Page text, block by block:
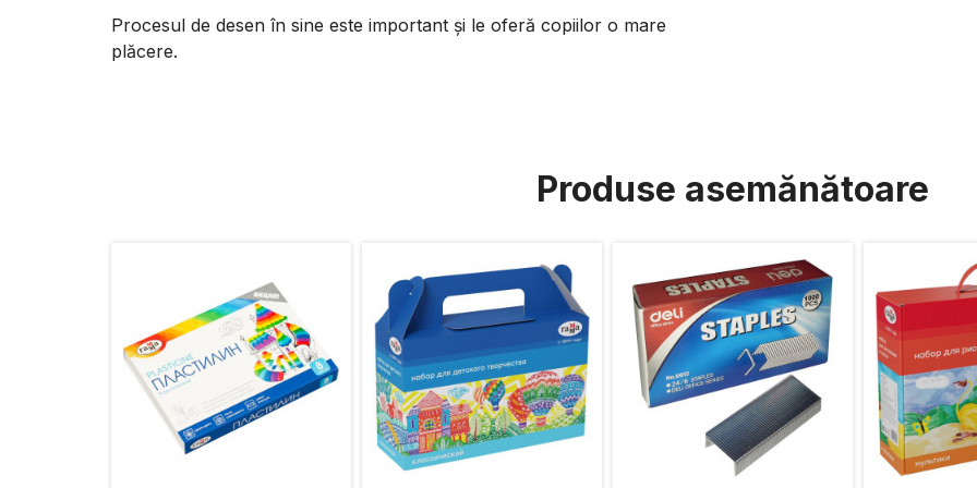
Procesul de desen în sine este important și le oferă copiilor o mare
plăcere.
Produse asemănătoare